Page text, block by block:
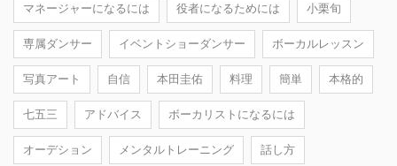
マネージャーになるには 役者になるためには 小栗旬
専属ダンサー イベントショーダンサー ボーカルレッスン
写真アート 自信 本田圭佑 料理 簡単 本格的
七五三 アドバイス ボーカリストになるには
オーデション メンタルトレーニング 話し方